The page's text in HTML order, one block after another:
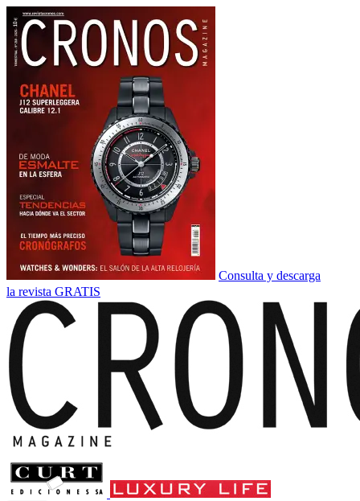
Consulta y descarga
la revista GRATIS